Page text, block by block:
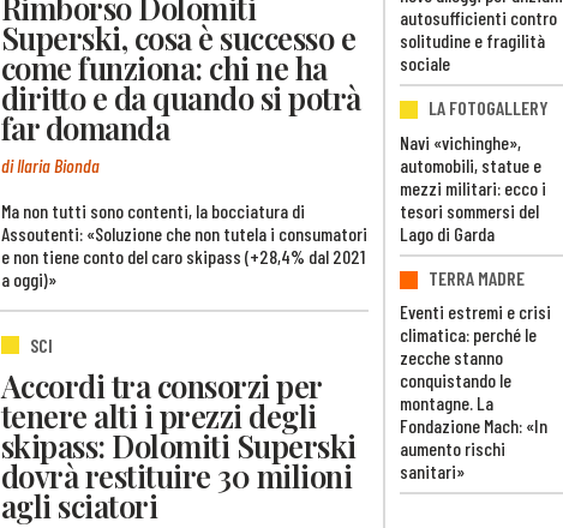
Superski, cosa è successo e
come funziona: chi ne ha
diritto e da quando si potrà
far domanda
di Ilaria Bionda
Ma non tutti sono contenti, la bocciatura di
Assoutenti: «Soluzione che non tutela i consumatori
e non tiene conto del caro skipass (+28,4% dal 2021
a oggi)»
SCI
Accordi tra consorzi per
tenere alti i prezzi degli
skipass: Dolomiti Superski
dovrà restituire 30 milioni
agli sciatori
autosufficienti contro
solitudine e fragilità
sociale
LA FOTOGALLERY
Navi «vichinghe»,
automobili, statue e
mezzi militari: ecco i
tesori sommersi del
Lago di Garda
TERRA MADRE
Eventi estremi e crisi
climatica: perché le
zecche stanno
conquistando le
montagne. La
Fondazione Mach: «In
aumento rischi
sanitari»